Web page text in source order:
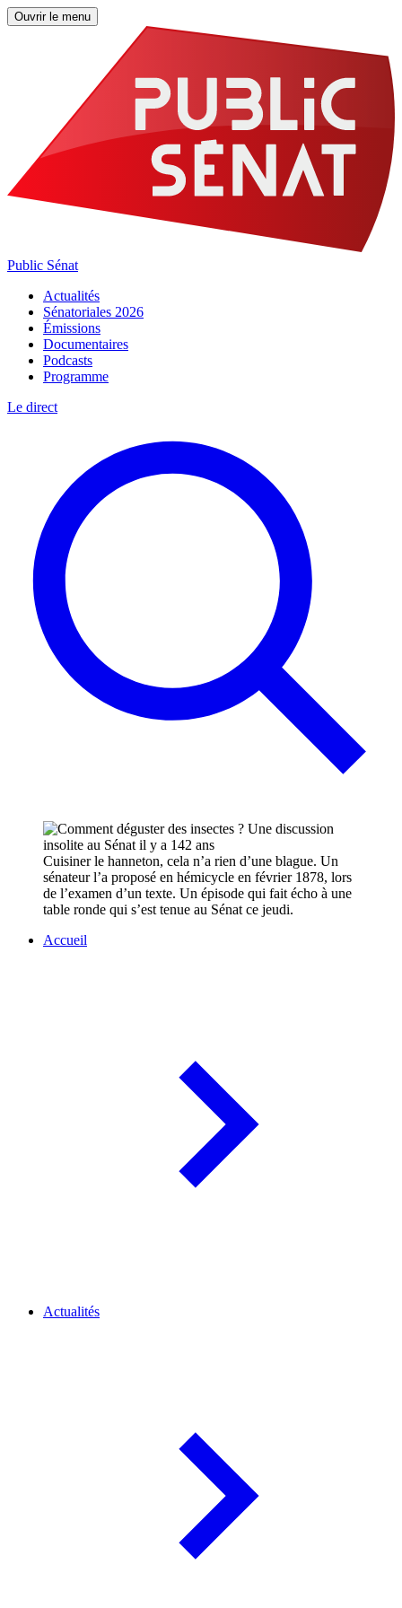
Ouvrir le menu
Public Sénat
Actualités
Sénatoriales 2026
Émissions
Documentaires
Podcasts
Programme
Le direct
Cuisiner le hanneton, cela n’a rien d’une blague. Un
sénateur l’a proposé en hémicycle en février 1878, lors
de l’examen d’un texte. Un épisode qui fait écho à une
table ronde qui s’est tenue au Sénat ce jeudi.
Accueil
Actualités